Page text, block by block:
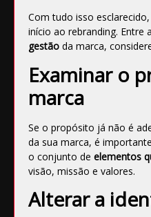
Com tudo isso
início ao rebranding. Entre
gestão da marca,
Examinar o
marca
Se o propósito já não é
da sua marca, é
o conjunto de elementos
visão, missão e valores.
Alterar a